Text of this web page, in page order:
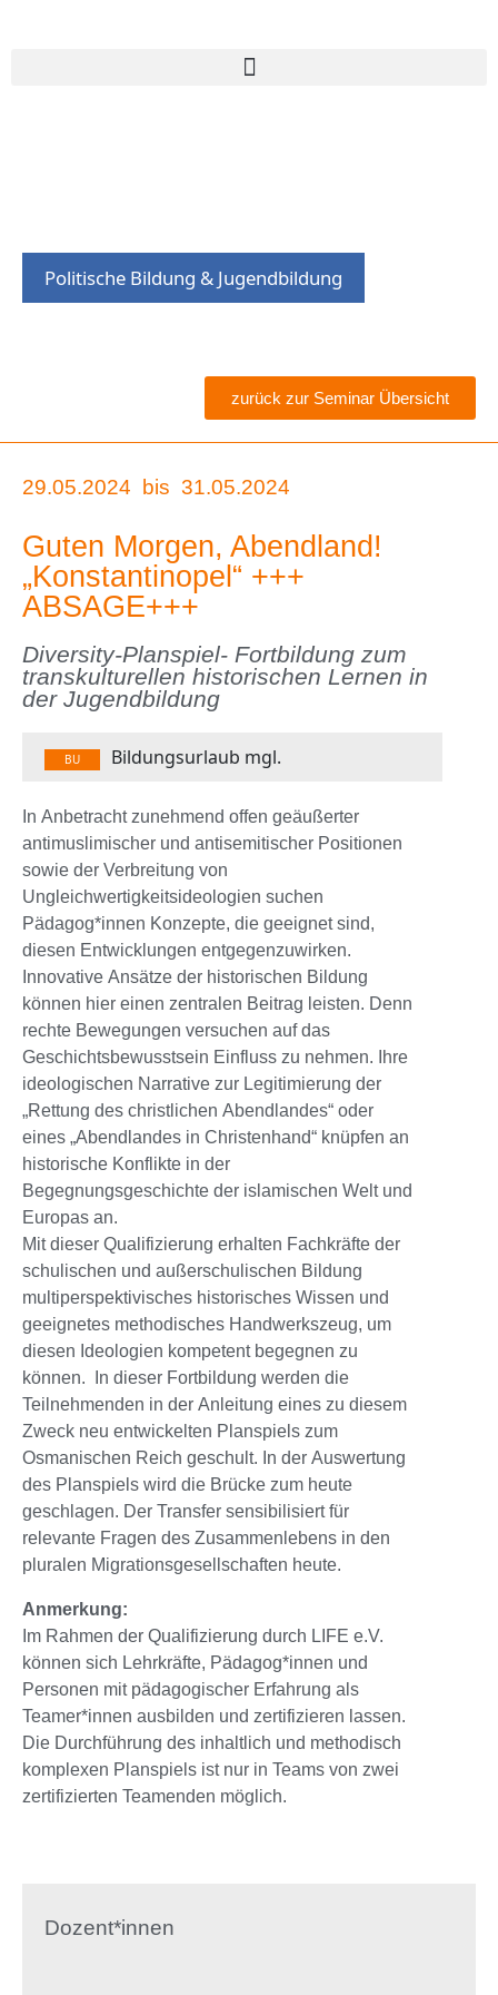
Politische Bildung & Jugendbildung
zurück zur Seminar Übersicht
29.05.2024 bis 31.05.2024
Guten Morgen, Abendland!
„Konstantinopel“ +++
ABSAGE+++
Diversity-Planspiel- Fortbildung zum
transkulturellen historischen Lernen in
der Jugendbildung
BU Bildungsurlaub mgl.
In Anbetracht zunehmend offen geäußerter
antimuslimischer und antisemitischer Positionen
sowie der Verbreitung von
Ungleichwertigkeitsideologien suchen
Pädagog*innen Konzepte, die geeignet sind,
diesen Entwicklungen entgegenzuwirken.
Innovative Ansätze der historischen Bildung
können hier einen zentralen Beitrag leisten. Denn
rechte Bewegungen versuchen auf das
Geschichtsbewusstsein Einfluss zu nehmen. Ihre
ideologischen Narrative zur Legitimierung der
„Rettung des christlichen Abendlandes“ oder
eines „Abendlandes in Christenhand“ knüpfen an
historische Konflikte in der
Begegnungsgeschichte der islamischen Welt und
Europas an.
Mit dieser Qualifizierung erhalten Fachkräfte der
schulischen und außerschulischen Bildung
multiperspektivisches historisches Wissen und
geeignetes methodisches Handwerkszeug, um
diesen Ideologien kompetent begegnen zu
können. In dieser Fortbildung werden die
Teilnehmenden in der Anleitung eines zu diesem
Zweck neu entwickelten Planspiels zum
Osmanischen Reich geschult. In der Auswertung
des Planspiels wird die Brücke zum heute
geschlagen. Der Transfer sensibilisiert für
relevante Fragen des Zusammenlebens in den
pluralen Migrationsgesellschaften heute.
Anmerkung:
Im Rahmen der Qualifizierung durch LIFE e.V.
können sich Lehrkräfte, Pädagog*innen und
Personen mit pädagogischer Erfahrung als
Teamer*innen ausbilden und zertifizieren lassen.
Die Durchführung des inhaltlich und methodisch
komplexen Planspiels ist nur in Teams von zwei
zertifizierten Teamenden möglich.
Dozent*innen